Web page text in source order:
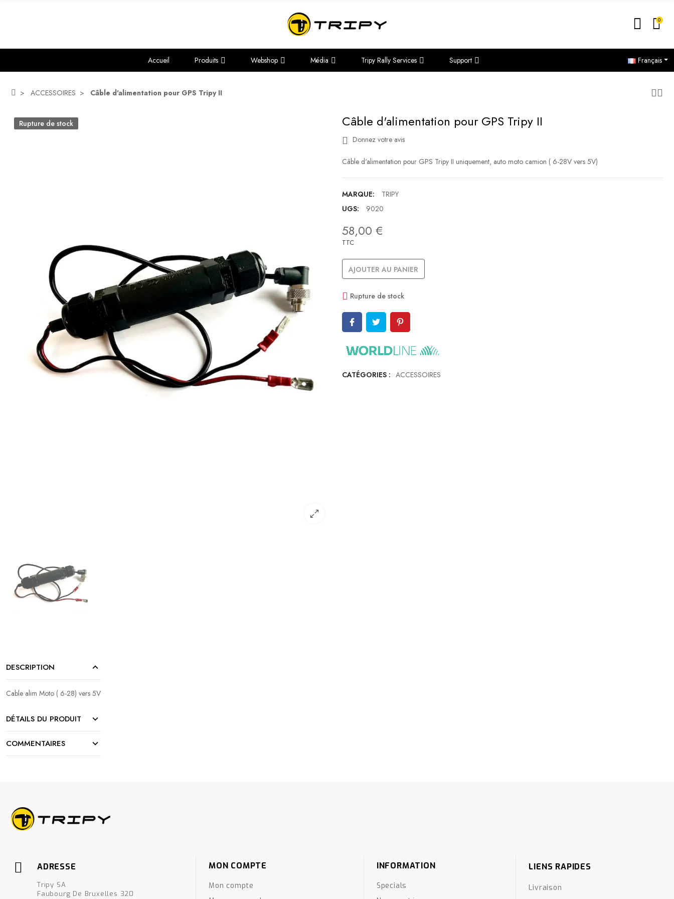
0
Accueil Produits Webshop Média Tripy Rally Services Support Français
ACCESSOIRES Câble d'alimentation pour GPS Tripy II
Rupture de stock Câble d'alimentation pour GPS Tripy II
Donnez votre avis
Câble d'alimentation pour GPS Tripy II uniquement, auto moto camion ( 6-28V vers 5V)
MARQUE:
TRIPY
UGS:
9020
58,00 €
TTC
AJOUTER AU PANIER
Rupture de stock
CATÉGORIES : ACCESSOIRES
DESCRIPTION
Cable alim Moto ( 6-28) vers 5V
DÉTAILS DU PRODUIT
COMMENTAIRES
ADRESSE
Tripy SA
Faubourg De Bruxelles 320
MON COMPTE
Mon compte
INFORMATION
Specials
LIENS RAPIDES
Livraison